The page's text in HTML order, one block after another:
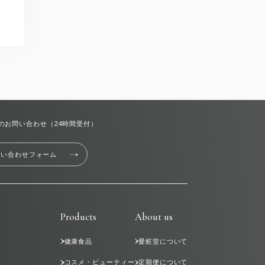
お問い合わせ（24時間受付）
合わせフォーム
Products
健康食品
コスメ・ビューティー
About us
愛粧堂について
定期便について